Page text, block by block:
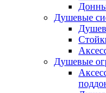
Душевые
Душевые